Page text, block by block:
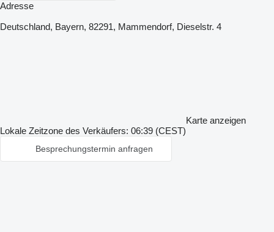
Adresse
Deutschland, Bayern, 82291, Mammendorf, Dieselstr. 4
Karte anzeigen
Lokale Zeitzone des Verkäufers: 06:39 (CEST)
Besprechungstermin anfragen